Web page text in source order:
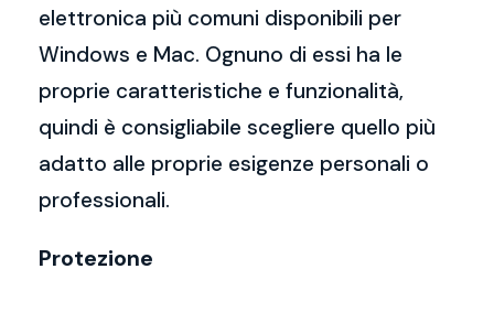
elettronica più comuni disponibili per
Windows e Mac. Ognuno di essi ha le
proprie caratteristiche e funzionalità,
quindi è consigliabile scegliere quello più
adatto alle proprie esigenze personali o
professionali.
Protezione